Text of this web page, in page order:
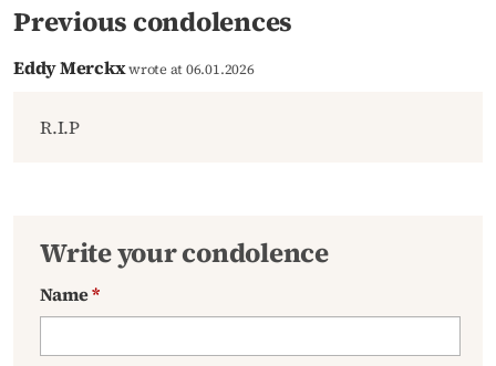
Previous condolences
Eddy Merckxwrote at 06.01.2026
R.I.P
Write your condolence
Name*